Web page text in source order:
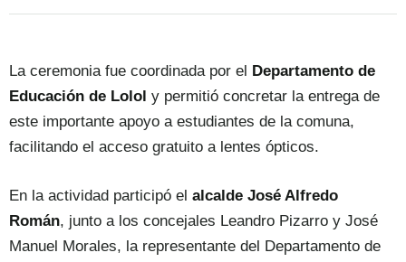
La ceremonia fue coordinada por el Departamento de
Educación de Lolol y permitió concretar la entrega de
este importante apoyo a estudiantes de la comuna,
facilitando el acceso gratuito a lentes ópticos.
En la actividad participó el alcalde José Alfredo
Román, junto a los concejales Leandro Pizarro y José
Manuel Morales, la representante del Departamento de